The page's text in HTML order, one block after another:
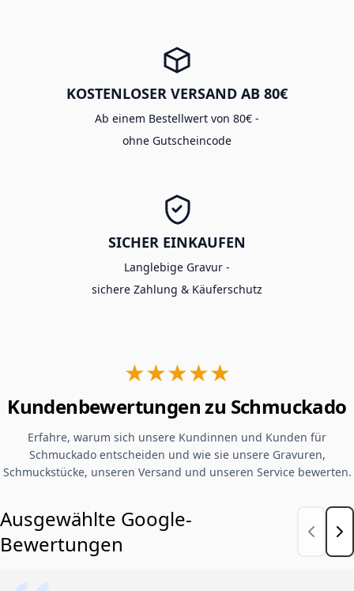
KOSTENLOSER VERSAND AB 80€
Ab einem Bestellwert von 80€ -
ohne Gutscheincode
SICHER EINKAUFEN
Langlebige Gravur -
sichere Zahlung & Käuferschutz
★★★★★
Kundenbewertungen zu Schmuckado
Erfahre, warum sich unsere Kundinnen und Kunden für
Schmuckado entscheiden und wie sie unsere Gravuren,
Schmuckstücke, unseren Versand und unseren Service bewerten.
Ausgewählte Google-
Bewertungen